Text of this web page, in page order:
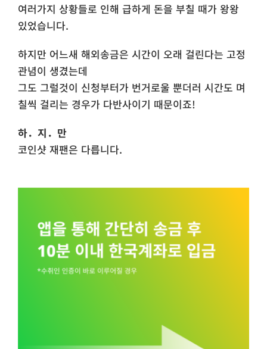
여러가지 상황들로 인해 급하게 돈을 부칠 때가 왕왕
있었습니다.
​하지만 어느새 해외송금은 시간이 오래 걸린다는 고정
관념이 생겼는데
​그도 그럴것이 신청부터가 번거로울 뿐더러 시간도 며
칠씩 걸리는 경우가 다반사이기 때문이죠!
하．지．만
코인샷 재팬은 다릅니다.